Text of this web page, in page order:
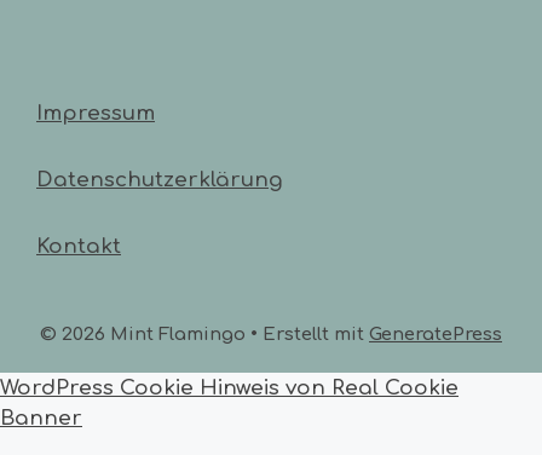
Impressum
Datenschutzerklärung
Kontakt
© 2026 Mint Flamingo • Erstellt mit GeneratePress
WordPress Cookie Hinweis von Real Cookie
Banner